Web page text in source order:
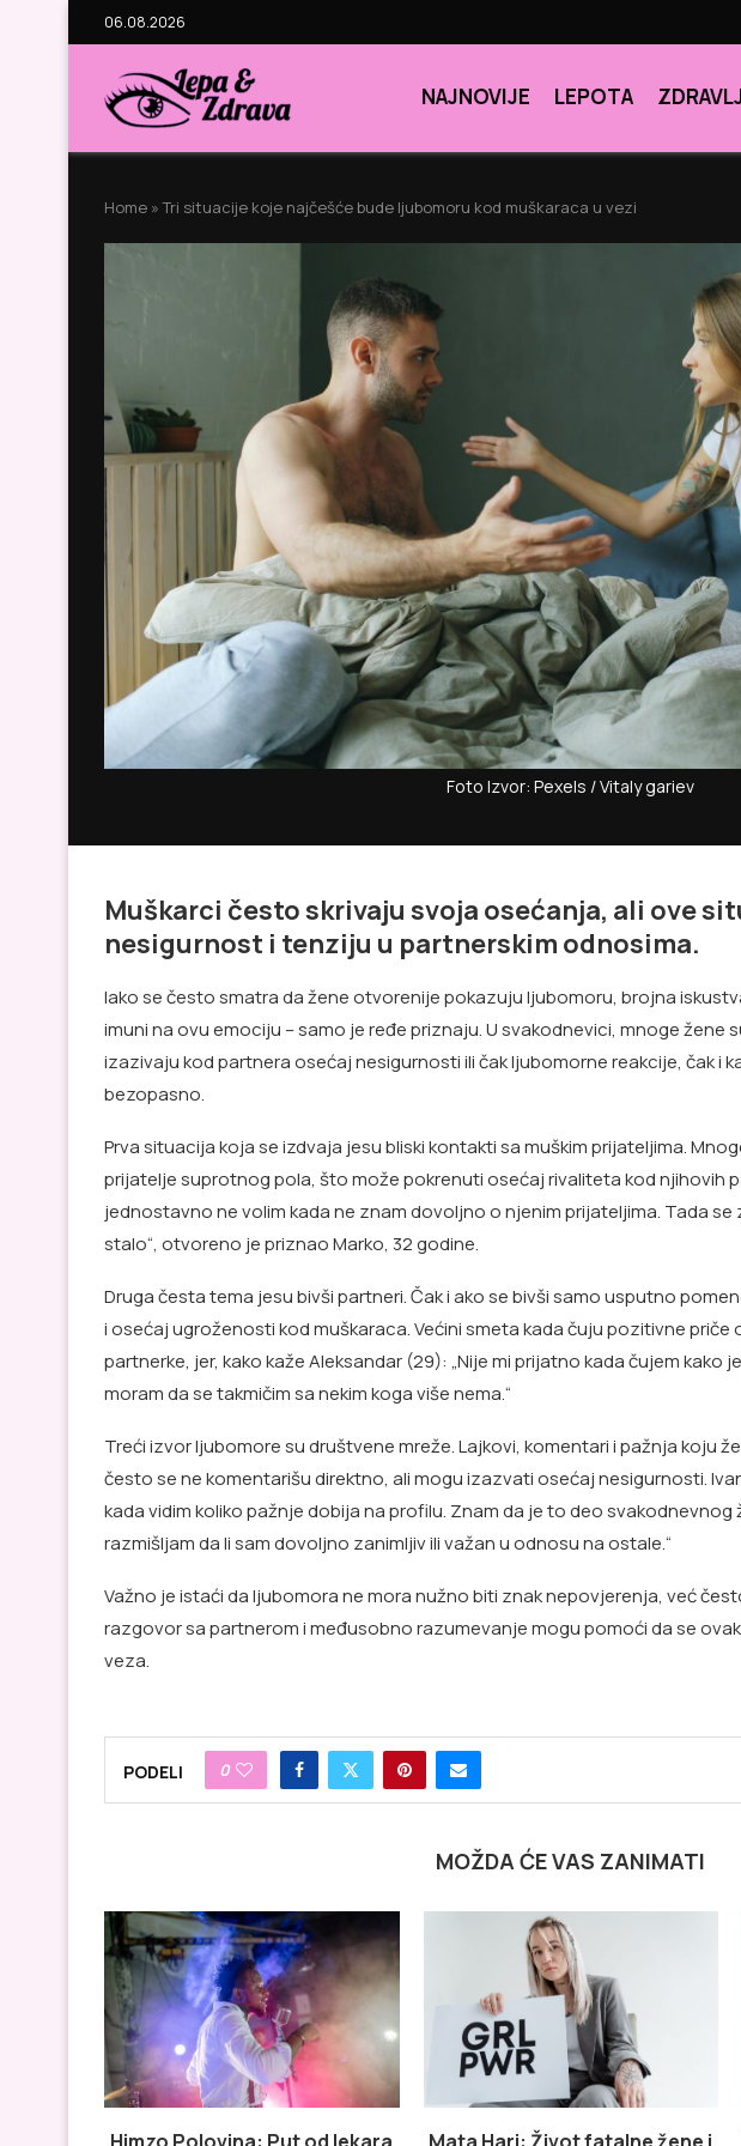
06.08.2026
NAJNOVIJE LEPOTA
Home »Tri situacije koje najčešće bude ljubomoru kod muškaraca u vezi
Foto Izvor: Pexels / Vitaly gariev
Muškarci često skrivaju svoja osećanja, ali ove
nesigurnost i tenziju u partnerskim odnosima.
Iako se često smatra da žene otvorenije pokazuju ljubomoru, brojna
imuni na ovu emociju – samo je ređe priznaju. U svakodnevici, mnoge žene
izazivaju kod partnera osećaj nesigurnosti ili čak ljubomorne reakcije, čak i
bezopasno.
Prva situacija koja se izdvaja jesu bliski kontakti sa muškim prijateljima.
prijatelje suprotnog pola, što može pokrenuti osećaj rivaliteta kod njihovih
jednostavno ne volim kada ne znam dovoljno o njenim prijateljima. Tada se
stalo“, otvoreno je priznao Marko, 32 godine.
Druga česta tema jesu bivši partneri. Čak i ako se bivši samo usputno
i osećaj ugroženosti kod muškaraca. Većini smeta kada čuju pozitivne
partnerke, jer, kako kaže Aleksandar (29): „Nije mi prijatno kada čujem kako
moram da se takmičim sa nekim koga više nema.“
Treći izvor ljubomore su društvene mreže. Lajkovi, komentari i pažnja koju
često se ne komentarišu direktno, ali mogu izazvati osećaj nesigurnosti.
kada vidim koliko pažnje dobija na profilu. Znam da je to deo svakodnevnog
razmišljam da li sam dovoljno zanimljiv ili važan u odnosu na ostale.“
Važno je istaći da ljubomora ne mora nužno biti znak nepovjerenja, već
razgovor sa partnerom i međusobno razumevanje mogu pomoći da se
veza.
PODELI 0
MOŽDA ĆE VAS ZANIMATI